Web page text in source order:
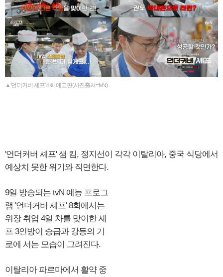
▲'언더커버 셰프' 8회 예고편(사진출처=tvN)
'언더커버 셰프' 샘 킴, 정지선이 각각 이탈리아, 중국 식당에서
예상치 못한 위기와 직면한다.
9일 방송되는 tvN 예능 프로그
램 '언더커버 셰프' 8회에서는
위장 취업 4일 차를 맞이한 셰
프 3인방이 승급과 강등의 기
로에 서는 모습이 그려진다.
이탈리아 파르마에서 활약 중